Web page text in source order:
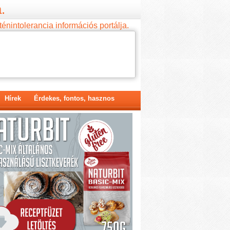
információs portálja.
Hírek Érdekes, fontos, hasznos